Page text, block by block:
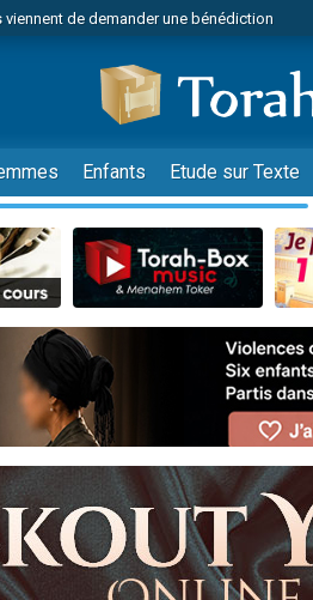
viennent de demander une bénédiction
places pour étudier en groupe sur Zoom
viennent de faire un don pour Diane, 80
son Maasser
de nous rejoindre sur WhatsApp
de nous rejoindre sur WhatsApp
viennent de faire un don pour 5 jours de
donner son Maasser
viennent de demander une bénédiction
de nous rejoindre sur WhatsApp
viennent de faire un don pour Sauvez la
musiques dans Torah-Box Music
places pour étudier en groupe sur Zoom
de nous rejoindre sur WhatsApp
de nous rejoindre sur WhatsApp
musiques dans Torah-Box Music
Enfants Etude sur Texte